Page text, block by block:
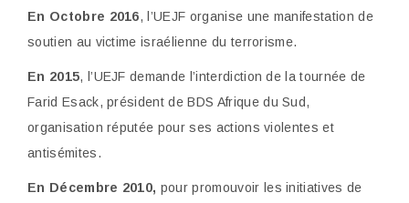
En Octobre 2016, l’UEJF organise une manifestation de
soutien au victime israélienne du terrorisme.
En 2015, l’UEJF demande l’interdiction de la tournée de
Farid Esack, président de BDS Afrique du Sud,
organisation réputée pour ses actions violentes et
antisémites.
En Décembre 2010, pour promouvoir les initiatives de